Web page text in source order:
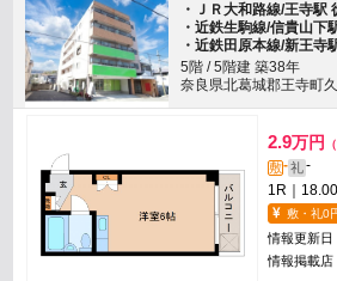
・ＪＲ大和路線/王寺駅
・近鉄生駒線/信貴山下
・近鉄田原本線/新王寺
5階 / 5階建 築38年
奈良県北葛城郡王寺町
2.9万円
敷-礼-
1R｜
敷・礼0
情報更新日
情報掲載店